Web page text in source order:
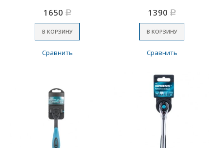
1650 Р
В КОРЗИНУ
Сравнить
1390 Р
В КОРЗИНУ
Сравнить